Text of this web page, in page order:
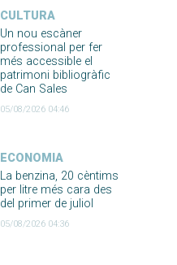
CULTURA
Un nou escàner
professional per fer
més accessible el
patrimoni bibliogràfic
de Can Sales
05/08/2026 04:46
ECONOMIA
La benzina, 20 cèntims
per litre més cara des
del primer de juliol
05/08/2026 04:36